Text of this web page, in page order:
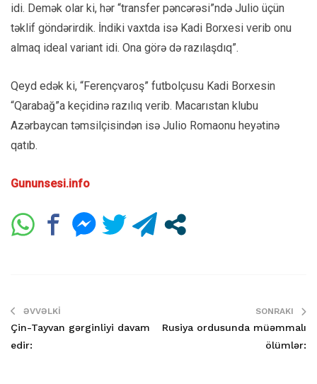
idi. Demək olar ki, hər “transfer pəncərəsi”ndə Julio üçün
təklif göndərirdik. İndiki vaxtda isə Kadi Borxesi verib onu
almaq ideal variant idi. Ona görə də razılaşdıq”.
Qeyd edək ki, “Ferençvaroş” futbolçusu Kadi Borxesin
“Qarabağ”a keçidinə razılıq verib. Macarıstan klubu
Azərbaycan təmsilçisindən isə Julio Romaonu heyətinə
qatıb.
Gununsesi.info
ƏVVƏLKI
Çin-Tayvan gərginliyi davam
edir:
SONRAKI
Rusiya ordusunda müəmmalı
ölümlər: